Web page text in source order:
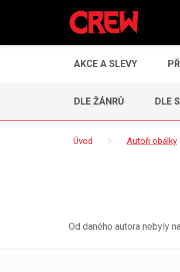
AKCE A SLEVY
DLE ŽÁNRŮ DLE
Úvod Autoři obálky
Od daného autora nebyly